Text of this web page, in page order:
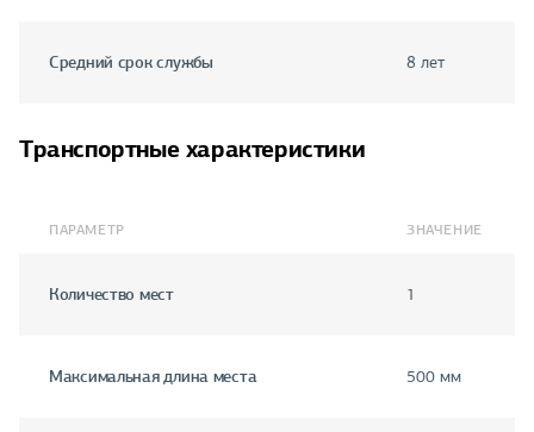
Средний срок службы 8 лет
Транспортные характеристики
ПАРАМЕТР ЗНАЧЕНИЕ
Количество мест 1
Максимальная длина места 500 мм